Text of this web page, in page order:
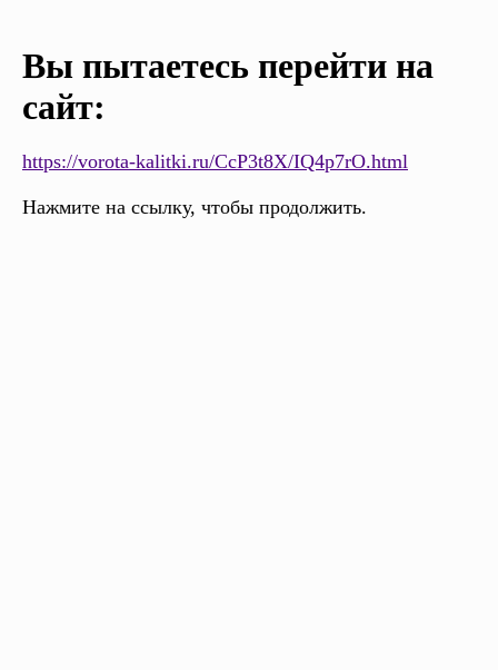
Вы пытаетесь перейти на
сайт:
https://vorota-kalitki.ru/CcP3t8X/IQ4p7rO.html
Нажмите на ссылку, чтобы продолжить.